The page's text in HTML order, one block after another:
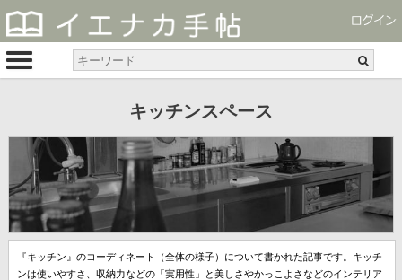
キッチンスペース
『キッチン』のコーディネート（全体の様子）について書かれた記事です。キッチ
ンは使いやすさ、収納力などの「実用性」と美しさやかっこよさなどのインテリア